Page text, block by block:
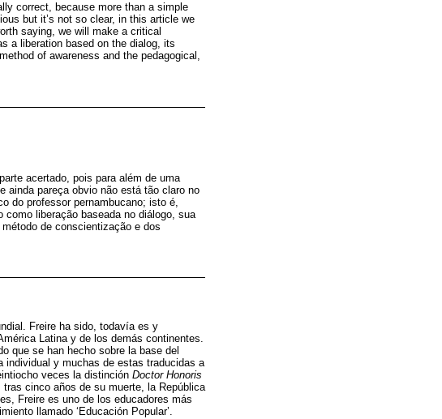
correct, because more than a simple
but it’s not so clear, in this article we
saying, we will make a critical
a liberation based on the dialog, its
of awareness and the pedagogical,
acertado, pois para além de uma
ainda pareça obvio não está tão claro no
do professor pernambucano; isto é,
liberação baseada no diálogo, sua
de conscientização e dos
Freire ha sido, todavía es y
Latina y de los demás continentes.
que se han hecho sobre la base del
individual y muchas de estas traducidas a
veces la distinción Doctor Honoris
cinco años de su muerte, la República
Freire es uno de los educadores más
llamado ‘Educación Popular’.